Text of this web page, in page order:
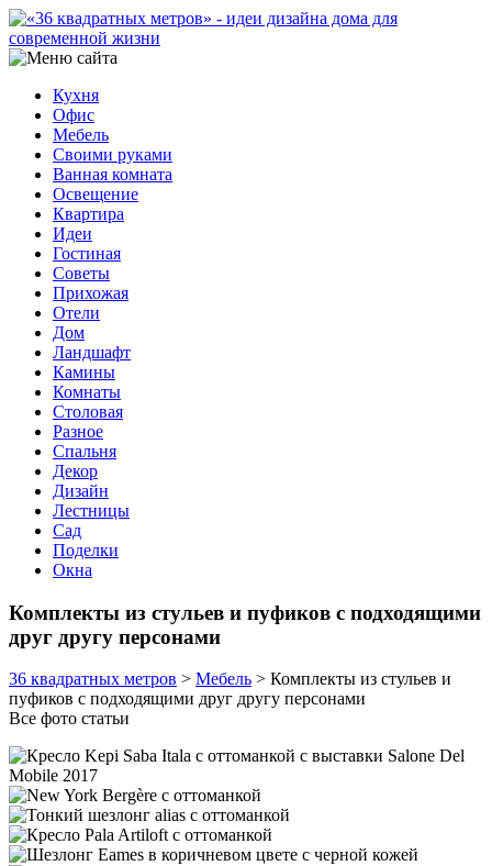
Кухня
Офис
Мебель
Своими руками
Ванная комната
Освещение
Квартира
Идеи
Гостиная
Советы
Прихожая
Отели
Дом
Ландшафт
Камины
Комнаты
Столовая
Разное
Спальня
Декор
Дизайн
Лестницы
Сад
Поделки
Окна
Комплекты из стульев и пуфиков с подходящими
друг другу персонами
36 квадратных метров > Мебель > Комплекты из стульев и
пуфиков с подходящими друг другу персонами
Все фото статьи